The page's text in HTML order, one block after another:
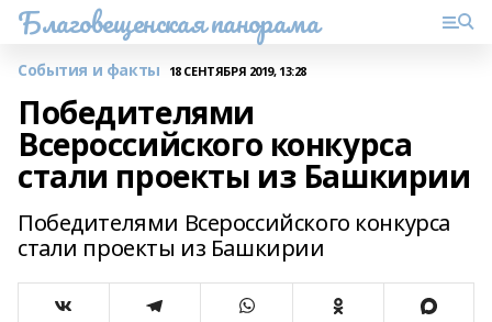
Благовещенская панорама
События и факты 18 СЕНТЯБРЯ 2019, 13:28
Победителями
Всероссийского конкурса
стали проекты из Башкирии
Победителями Всероссийского конкурса
стали проекты из Башкирии